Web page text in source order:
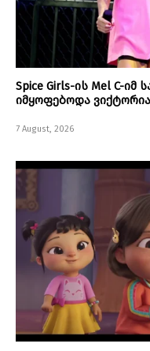
Spice Girls-ის Mel C-
იმყოფებოდა
7 August, 2026